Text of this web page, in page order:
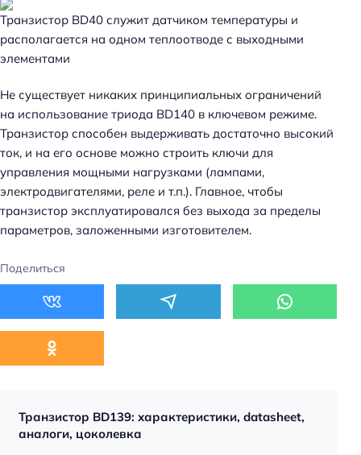
Транзистор BD40 служит датчиком температуры и
располагается на одном теплоотводе с выходными
элементами
Не существует никаких принципиальных ограничений
на использование триода BD140 в ключевом режиме.
Транзистор способен выдерживать достаточно высокий
ток, и на его основе можно строить ключи для
управления мощными нагрузками (лампами,
электродвигателями, реле и т.п.). Главное, чтобы
транзистор эксплуатировался без выхода за пределы
параметров, заложенными изготовителем.
Поделиться
Транзистор BD139: характеристики, datasheet,
аналоги, цоколевка